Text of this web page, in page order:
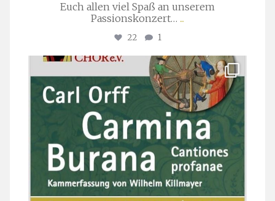
Euch allen viel Spaß an unserem
Passionskonzert… ...
22 1
stuttgarter_oratorienchor
Juli 22